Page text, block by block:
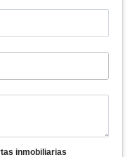
inmobiliarias